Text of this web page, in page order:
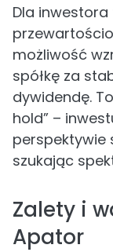
Dla
możliwość
spółkę za
dywidendę.
hold” –
perspektywie
szukając
Zalety i
Apator